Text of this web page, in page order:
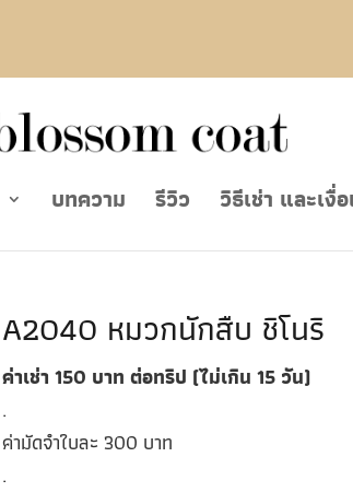
บทความ รีวิว วิธีเช่า และเงื่
A2040 หมวกนักสืบ ชิโนริ
ค่าเช่า 150 บาท ต่อทริป (ไม่เกิน 15 วัน)
.
ค่ามัดจำใบละ 300 บาท
.